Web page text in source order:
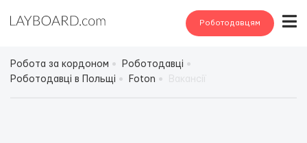
Роботодавцям
Робота за кордоном
Роботодавці
Роботодавці в Польщі
Foton